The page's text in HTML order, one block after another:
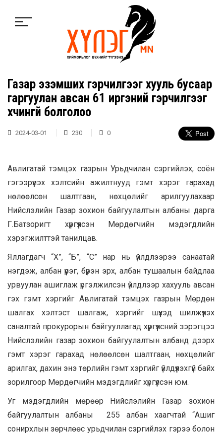
Газар эзэмших гэрчилгээг хууль бусаар
гаргуулан авсан 61 иргэний гэрчилгээг
хүчингүй болголоо
2024-03-01 230 0
Авлигатай тэмцэх газрын Урьдчилан сэргийлэх, соён
гэгээрүүлэх хэлтсийн ажилтнууд гэмт хэрэг гарахад
нөлөөлсөн шалтгаан, нөхцөлийг арилгуулахаар
Нийслэлийн Газар зохион байгуулалтын албаны дарга
Г.Батзоригт хүргүүлсэн Мөрдөгчийн мэдэгдлийн
хэрэгжилттэй танилцав.
Яллагдагч “Х”, “Б”, “С” нар нь үйлдлээрээ санаатай
нэгдэж, албан үүрэг, бүрэн эрх, албан тушаалын байдлаа
урвуулан ашиглаж үргэлжилсэн үйлдлээр хахууль авсан
гэх гэмт хэргийг Авлигатай тэмцэх газрын Мөрдөн
шалгах хэлтэст шалгаж, хэргийг шүүхэд шилжүүлэх
саналтай прокурорын байгууллагад хүргүүлсний зэрэгцээ
Нийслэлийн газар зохион байгуулалтын албанд дээрх
гэмт хэрэг гарахад нөлөөлсөн шалтгаан, нөхцөлийг
арилгах, дахин энэ төрлийн гэмт хэргийг үйлдүүлэхгүй байх
зорилгоор Мөрдөгчийн мэдэгдлийг хүргүүлсэн юм.
Уг мэдэгдлийн мөрөөр Нийслэлийн Газар зохион
байгуулалтын албаны 255 албан хаагчтай “Ашиг
сонирхлын зөрчлөөс урьдчилан сэргийлэх гэрээ болон